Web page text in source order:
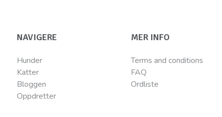
NAVIGERE
Hunder
Katter
Bloggen
Oppdretter
MER INFO
Terms and conditions
FAQ
Ordliste